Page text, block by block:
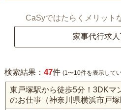
CaSyではたらくメリット
家事代行求
検索結果： 47件 (1〜10件を表示して
東戸塚駅から徒歩5分！3DKマ
のお仕事（神奈川県横浜市戸塚